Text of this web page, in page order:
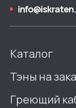
Каталог
Тэны на
Греющий